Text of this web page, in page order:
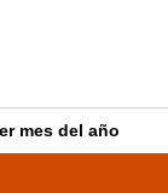
mes del año